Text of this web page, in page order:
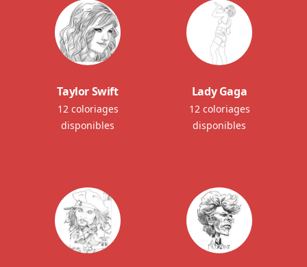
Taylor Swift
12 coloriages
disponibles
Lady Gaga
12 coloriages
disponibles